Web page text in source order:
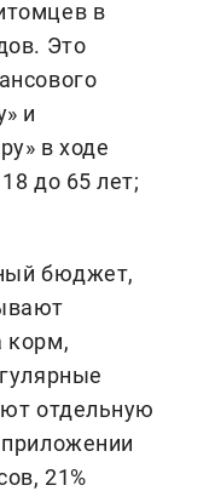
в
Это
и
в ходе
до 65 лет;
бюджет,
корм,
отдельную
21%